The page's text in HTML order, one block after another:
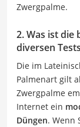
Zwergpalme.
2. Was ist die
diversen
Die im
Palmenart gilt
Zwergpalme
Internet ein
Düngen. Wenn